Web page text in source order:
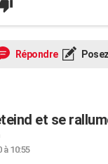
Répondre
et se
à 10:55